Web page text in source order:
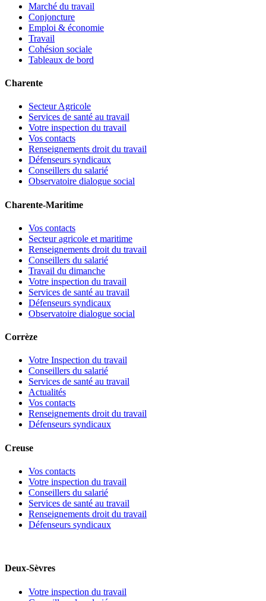
Marché du travail
Conjoncture
Emploi & économie
Travail
Cohésion sociale
Tableaux de bord
Charente
Secteur Agricole
Services de santé au travail
Votre inspection du travail
Vos contacts
Renseignements droit du travail
Défenseurs syndicaux
Conseillers du salarié
Observatoire dialogue social
Charente-Maritime
Vos contacts
Secteur agricole et maritime
Renseignements droit du travail
Conseillers du salarié
Travail du dimanche
Votre inspection du travail
Services de santé au travail
Défenseurs syndicaux
Observatoire dialogue social
Corrèze
Votre Inspection du travail
Conseillers du salarié
Services de santé au travail
Actualités
Vos contacts
Renseignements droit du travail
Défenseurs syndicaux
Creuse
Vos contacts
Votre inspection du travail
Conseillers du salarié
Services de santé au travail
Renseignements droit du travail
Défenseurs syndicaux
Deux-Sèvres
Votre inspection du travail